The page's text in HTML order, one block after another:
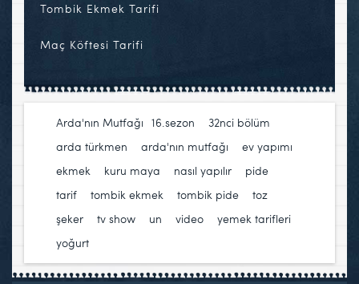
Tombik Ekmek Tarifi
Maç Köftesi Tarifi
Arda'nın Mutfağı 16.sezon 32nci bölüm
arda türkmen
arda'nın mutfağı
ev yapımı
ekmek
kuru maya nasıl yapılır pide
tarif
tombik ekmek tombik pide
toz
şeker
tv show un video yemek tarifleri
yoğurt